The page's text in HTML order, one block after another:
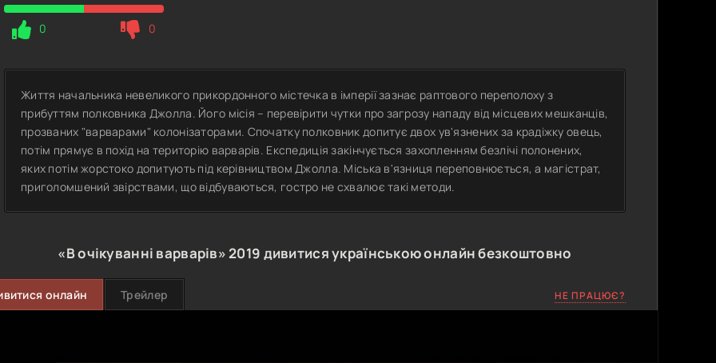
0 0
Життя начальника невеликого прикордонного містечка в імперії зазнає раптового переполоху з
прибуттям полковника Джолла. Його місія – перевірити чутки про загрозу нападу від місцевих мешканців,
прозваних "варварами" колонізаторами. Спочатку полковник допитує двох ув'язнених за крадіжку овець,
потім прямує в похід на територію варварів. Експедиція закінчується захопленням безлічі полонених,
яких потім жорстоко допитують під керівництвом Джолла. Міська в'язниця переповнюється, а магістрат,
приголомшений звірствами, що відбуваються, гостро не схвалює такі методи.
«В очікуванні варварів»2019 дивитися українською онлайн безкоштовно
онлайн Трейлер НЕ ПРАЦЮЄ?